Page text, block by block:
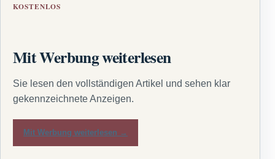
KOSTENLOS
Mit Werbung weiterlesen
Sie lesen den vollständigen Artikel und sehen klar
gekennzeichnete Anzeigen.
Mit Werbung weiterlesen →